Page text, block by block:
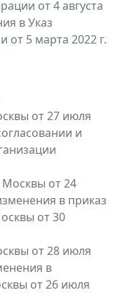
от 4 августа
в Указ
от 5 марта 2022 г.
от 27 июля
и
от 24
в приказ
от 30
от 28 июля
в
от 26 июля